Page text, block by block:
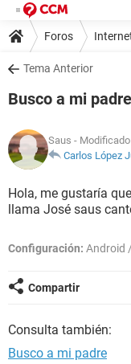
Foros
Tema Anterior
Busco a mi padre
Saus -
Carlos López
Hola, me gustaría
llama José saus
Configuración: Android
Compartir
Consulta también:
Busco a mi padre